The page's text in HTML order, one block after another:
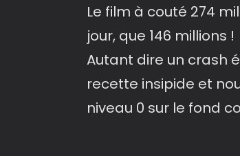
Le film à couté 274
jour, que 146 millions !
Autant dire un crash
recette insipide et
niveau 0 sur le fond